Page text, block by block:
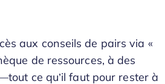
aux conseils de pairs via «
de ressources, à des
ce qu’il faut pour rester à